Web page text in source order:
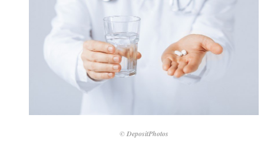
© DepositPhotos